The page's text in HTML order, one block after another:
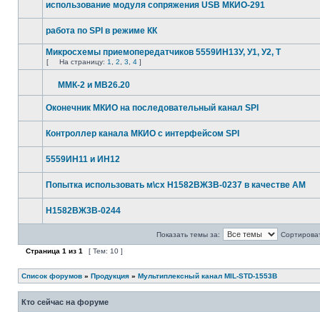
использование модуля сопряжения USB МКИО-291
работа по SPI в режиме КК
Микросхемы приемопередатчиков 5559ИН13У, У1, У2, Т
[ На страницу: 1 2 3 4 ]
ММК-2 и МВ26.20
Оконечник МКИО на последовательный канал SPI
Контроллер канала МКИО с интерфейсом SPI
5559ИН11 и ИН12
Попытка использовать м\сх Н1582ВЖ3В-0237 в качестве AM
Н1582ВЖ3В-0244
Показать темы за:
Страница 1 из 1 [ Тем: 10 ]
Список форумов » Продукция » Мультиплексный канал MIL-STD-1553B
Кто сейчас на форуме